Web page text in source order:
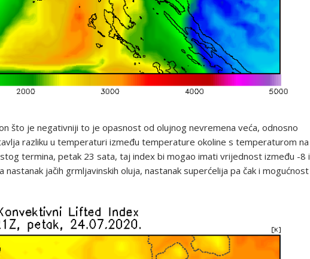
što je negativniji to je opasnost od olujnog nevremena veća, odnosno
razliku u temperaturi između temperature okoline s temperaturom na
termina, petak 23 sata, taj index bi mogao imati vrijednost između -8 i
jačih grmljavinskih oluja, nastanak superćelija pa čak i mogućnost